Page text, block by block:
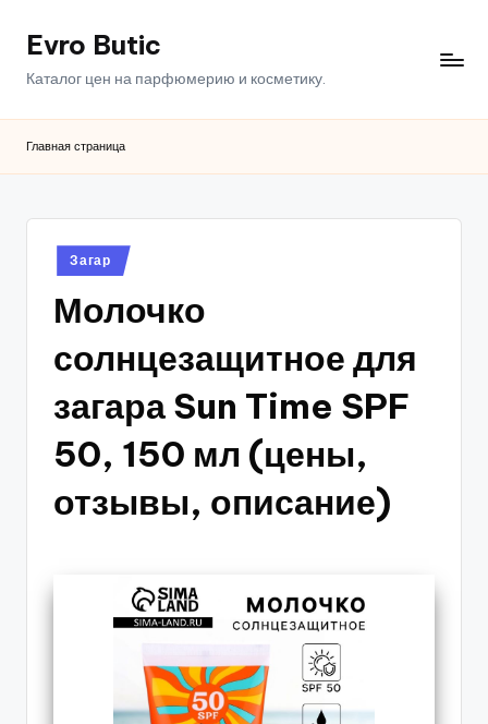
ПерейтиEvro Butic
Каталог цен на парфюмерию и косметику.
Главная страница
Опубликовано
в
Загар
Молочко
солнцезащитное для
загара Sun Time SPF
50, 150 мл (цены,
отзывы, описание)